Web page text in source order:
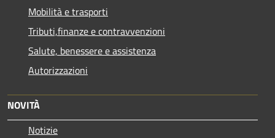
Mobilità e trasporti
Tributi,finanze e contravvenzioni
Salute, benessere e assistenza
Autorizzazioni
NOVITÀ
Notizie